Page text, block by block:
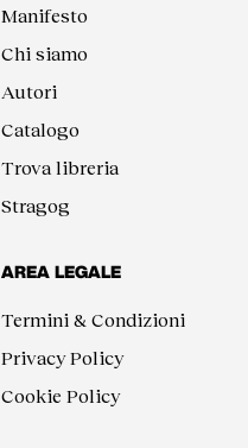
Manifesto
Chi siamo
Autori
Catalogo
Trova libreria
Stragog
AREA LEGALE
Termini & Condizioni
Privacy Policy
Cookie Policy